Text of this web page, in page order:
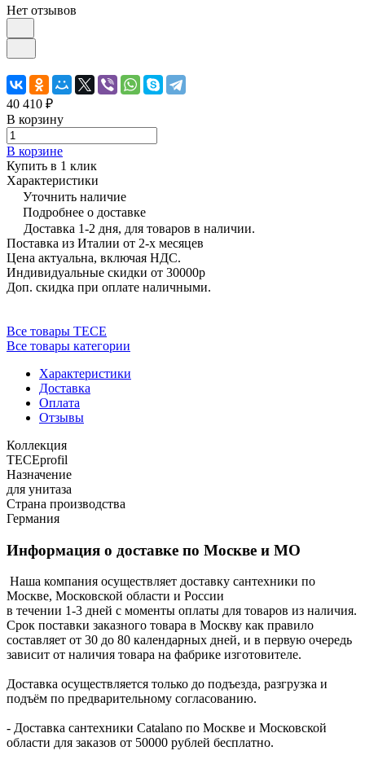
Нет отзывов
40 410 ₽
В корзину
В корзине
Купить в 1 клик
Характеристики
Уточнить наличие
Подробнее о доставке
Доставка 1-2 дня, для товаров в наличии.
Поставка из Италии от 2-х месяцев
Цена актуальна, включая НДС.
Индивидуальные скидки от 30000р
Доп. скидка при оплате наличными.
Все товары TECE
Все товары категории
Характеристики
Доставка
Оплата
Отзывы
Коллекция
TECEprofil
Назначение
для унитаза
Страна производства
Германия
Информация о доставке по Москве и МО
Наша компания осуществляет доставку сантехники по
Москве, Московской области и России
в течении 1-3 дней с моменты оплаты для товаров из наличия.
Срок поставки заказного товара в Москву как правило
составляет от 30 до 80 календарных дней, и в первую очередь
зависит от наличия товара на фабрике изготовителе.
Доставка осуществляется только до подъезда, разгрузка и
подъём по предварительному согласованию.
- Доставка сантехники Catalano по Москве и Московской
области для заказов от 50000 рублей бесплатно.